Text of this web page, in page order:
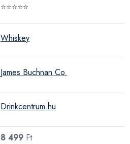
⭐⭐⭐⭐⭐
Whiskey
James Buchnan Co.
Drinkcentrum.hu
8 499 Ft